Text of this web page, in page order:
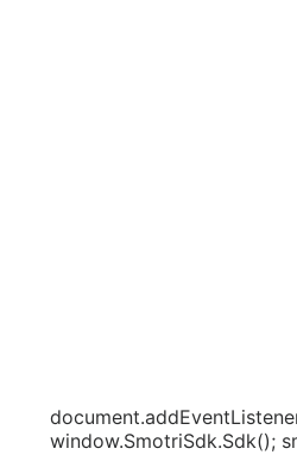
window.SmotriSdk.Sdk();